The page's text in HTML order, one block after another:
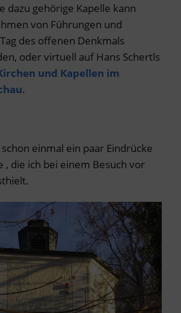
dazu gehörige Kapelle kann
von Führungen und
des offenen Denkmals
oder virtuell auf Hans Schertls
und Kapellen im
.
einmal ein paar Eindrücke
, die ich bei einem Besuch vor